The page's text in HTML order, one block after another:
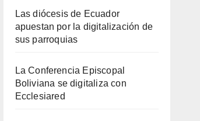
Las diócesis de Ecuador
apuestan por la digitalización de
sus parroquias
La Conferencia Episcopal
Boliviana se digitaliza con
Ecclesiared